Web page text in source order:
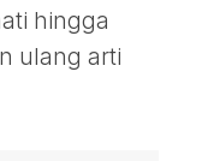
hingga
ulang arti